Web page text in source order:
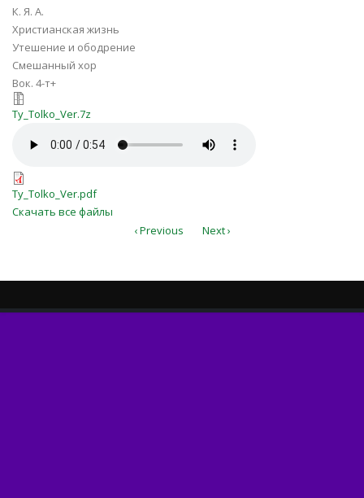
К. Я. А.
Христианская жизнь
Утешение и ободрение
Смешанный хор
Вок. 4-т+
Ty_Tolko_Ver.7z
Ty_Tolko_Ver.7z
Ty_Tolko_Ver.mp3
Ty_Tolko_Ver.pdf
Ty_Tolko_Ver.pdf
Скачать все файлы
‹ Previous
Next ›